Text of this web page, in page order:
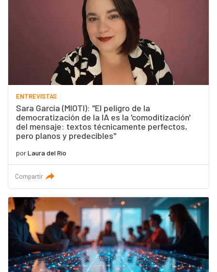
ENTREVISTAS
Sara García (MIOTI): "El peligro de la
democratización de la IA es la 'comoditización'
del mensaje: textos técnicamente perfectos,
pero planos y predecibles"
porLaura del Río
Compartir